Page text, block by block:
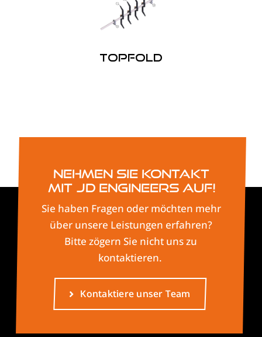
Topfold
Nehmen Sie Kontakt
mit JD Engineers auf!
Sie haben Fragen oder möchten mehr
über unsere Leistungen erfahren?
Bitte zögern Sie nicht uns zu
kontaktieren.
Kontaktiere unser Team